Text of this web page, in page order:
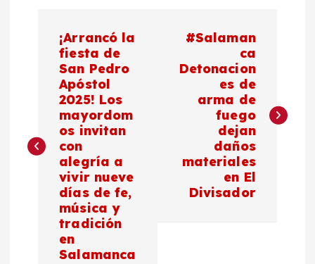
e
g
¡Arrancó la
fiesta de
San Pedro
Apóstol
2025! Los
mayordom
os invitan
con
alegría a
vivir nueve
días de fe,
música y
tradición
en
Salamanca
#Salaman
ca
Detonacion
es de
arma de
fuego
dejan
daños
materiales
en El
Divisador